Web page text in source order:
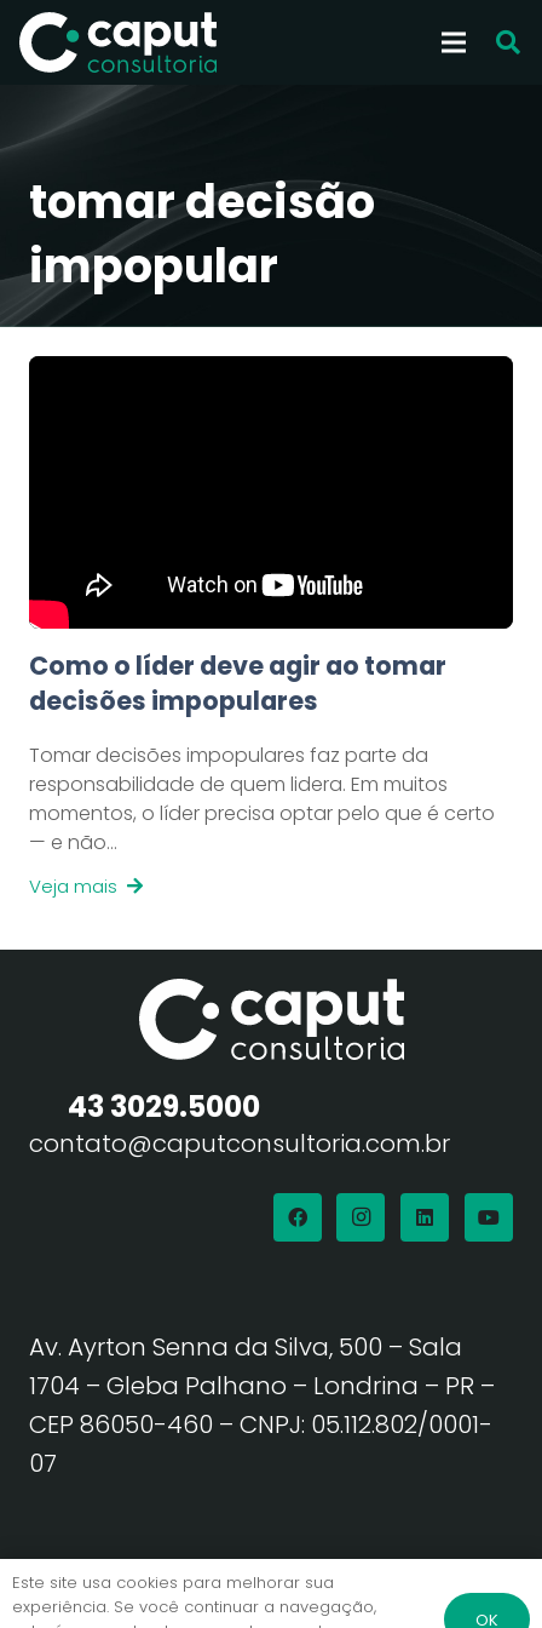
tomar decisão
impopular
Como o líder deve agir ao tomar
decisões impopulares
Tomar decisões impopulares faz parte da
responsabilidade de quem lidera. Em muitos
momentos, o líder precisa optar pelo que é certo
— e não…
Veja mais
43 3029.5000
contato@caputconsultoria.com.br
Av. Ayrton Senna da Silva, 500 – Sala
1704 – Gleba Palhano – Londrina – PR –
CEP 86050-460 – CNPJ: 05.112.802/0001-
07
Política de Privacidade | Termos de Uso
Este site usa cookies para melhorar sua
experiência. Se você continuar a navegação,
OK